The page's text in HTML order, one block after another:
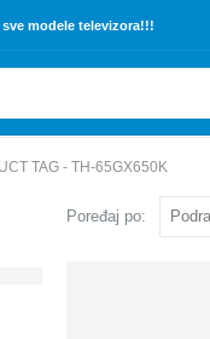
modele televizora!!!
TAG - TH-65GX650K
Poređaj po: